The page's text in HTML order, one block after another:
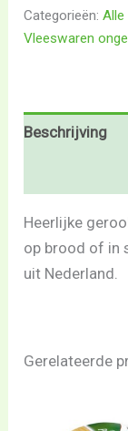
Categorieën:
Vleeswaren
Beschrijving
Heerlijke
op brood of in
uit Nederland.
Gerelateerde